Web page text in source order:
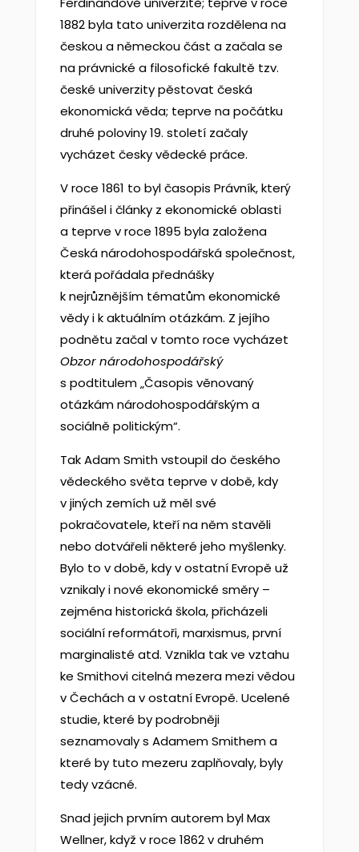
1882 byla tato univerzita rozdělena na
českou a německou část a začala se
na právnické a filosofické fakultě tzv.
české univerzity pěstovat česká
ekonomická věda; teprve na počátku
druhé poloviny 19. století začaly
vycházet česky vědecké práce.
V roce 1861 to byl časopis Právník, který
přinášel i články z ekonomické oblasti
a teprve v roce 1895 byla založena
Česká národohospodářská společnost,
která pořádala přednášky
k nejrůznějším tématům ekonomické
vědy i k aktuálním otázkám. Z jejího
podnětu začal v tomto roce vycházet
Obzor národohospodářský
s podtitulem „Časopis věnovaný
otázkám národohospodářským a
sociálně politickým“.
Tak Adam Smith vstoupil do českého
vědeckého světa teprve v době, kdy
v jiných zemích už měl své
pokračovatele, kteří na něm stavěli
nebo dotvářeli některé jeho myšlenky.
Bylo to v době, kdy v ostatní Evropě už
vznikaly i nové ekonomické směry –
zejména historická škola, přicházeli
sociální reformátoři, marxismus, první
marginalisté atd. Vznikla tak ve vztahu
ke Smithovi citelná mezera mezi vědou
v Čechách a v ostatní Evropě. Ucelené
studie, které by podrobněji
seznamovaly s Adamem Smithem a
které by tuto mezeru zaplňovaly, byly
tedy vzácné.
Snad jejich prvním autorem byl Max
Wellner, když v roce 1862 v druhém